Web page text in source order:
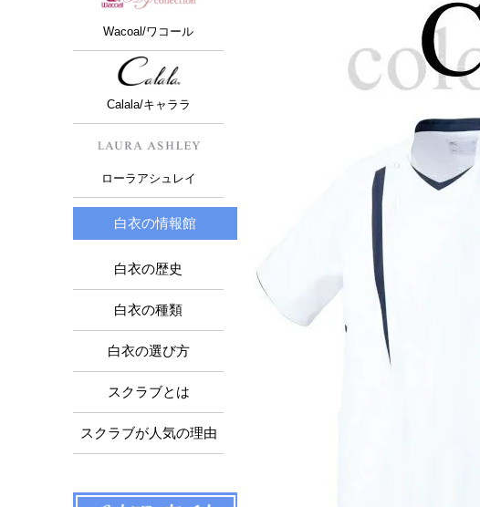
Wacoal/ワコール
Calala/キャララ
ローラアシュレイ
白衣の情報館
白衣の歴史
白衣の種類
白衣の選び方
スクラブとは
スクラブが人気の理由